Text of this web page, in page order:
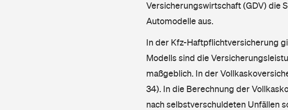
Versicherungswirtschaft (GDV) die
Automodelle aus.
In der Kfz-Haftpflichtversicherung
Modells sind die
maßgeblich. In der
34). In die Berechnung der
nach selbstverschuldeten Unfällen